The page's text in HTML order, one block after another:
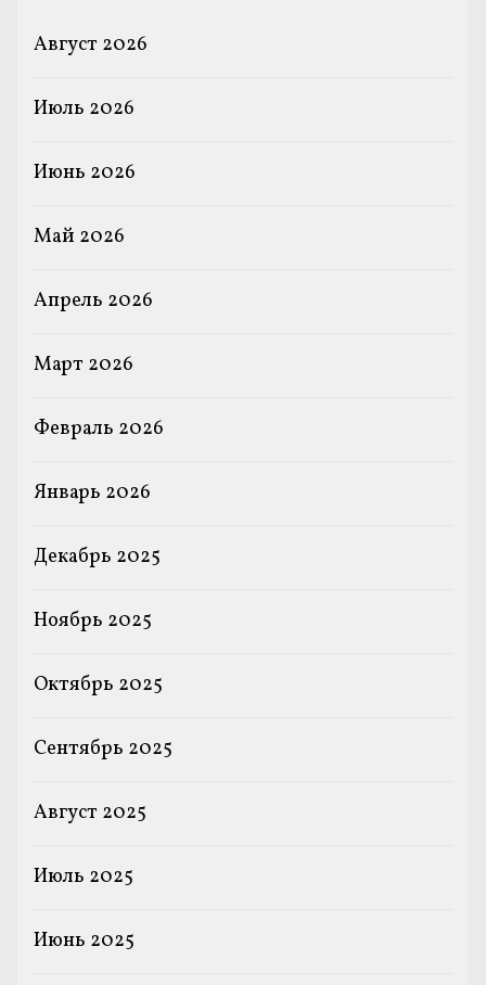
Август 2026
Июль 2026
Июнь 2026
Май 2026
Апрель 2026
Март 2026
Февраль 2026
Январь 2026
Декабрь 2025
Ноябрь 2025
Октябрь 2025
Сентябрь 2025
Август 2025
Июль 2025
Июнь 2025